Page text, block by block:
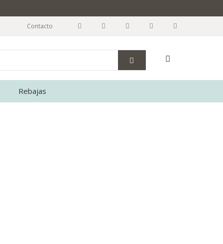
Contacto
Rebajas